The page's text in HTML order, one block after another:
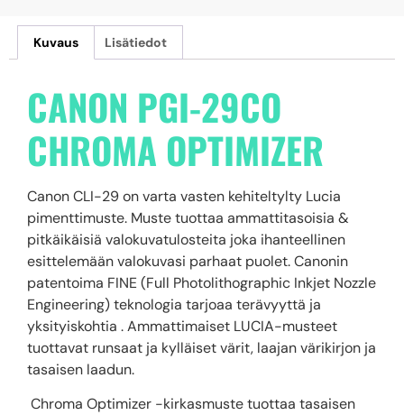
Kuvaus Lisätiedot
CANON PGI-29CO
CHROMA OPTIMIZER
Canon CLI-29 on varta vasten kehiteltylty Lucia
pimenttimuste. Muste tuottaa ammattitasoisia &
pitkäikäisiä valokuvatulosteita joka ihanteellinen
esittelemään valokuvasi parhaat puolet. Canonin
patentoima FINE (Full Photolithographic Inkjet Nozzle
Engineering) teknologia tarjoaa terävyyttä ja
yksityiskohtia .Ammattimaiset LUCIA-musteet
tuottavat runsaat ja kylläiset värit, laajan värikirjon ja
tasaisen laadun.
Chroma Optimizer -kirkasmuste tuottaa tasaisen